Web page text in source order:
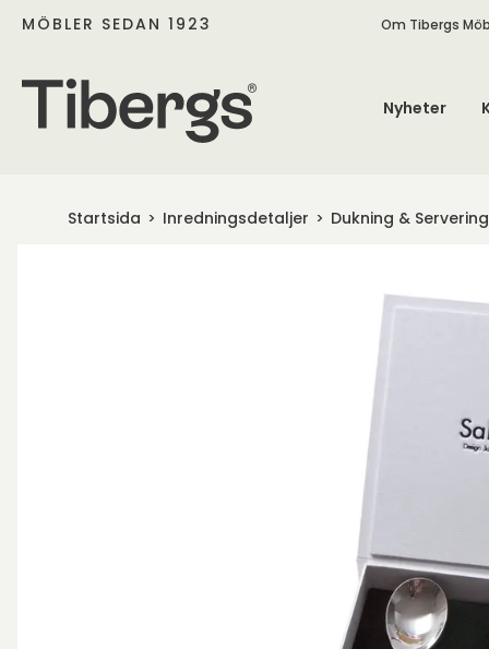
MÖBLER SEDAN 1923 Om Tibergs
Nyheter
Startsida Inredningsdetaljer Dukning & Servering